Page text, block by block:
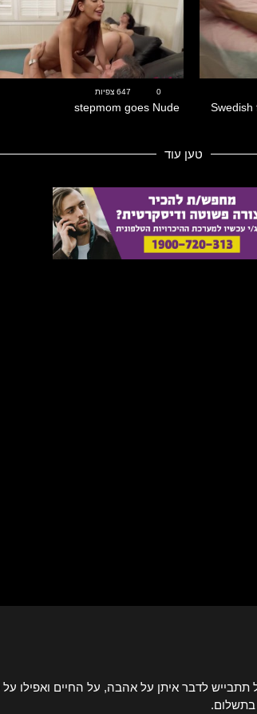
Swedish
0 647 צפיות
stepmom goes Nude
טען עוד
לדבר איתן על אהבה, על החיים ואפילו
בתשלום.